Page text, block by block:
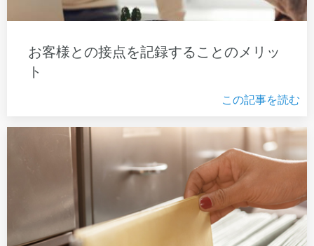
お客様との接点を記録することのメリッ
ト
この記事を読む